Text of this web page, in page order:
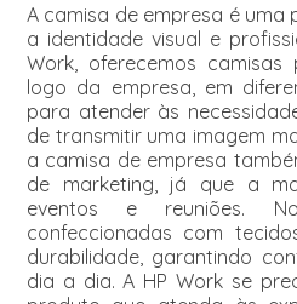
A camisa de empresa é
a identidade visual e
Work, oferecemos camisas
logo da empresa, em
para atender às
de transmitir uma imagem
a camisa de empresa
de marketing, já que a
eventos e reuniões.
confeccionadas com
durabilidade, garantindo
dia a dia. A HP Work se